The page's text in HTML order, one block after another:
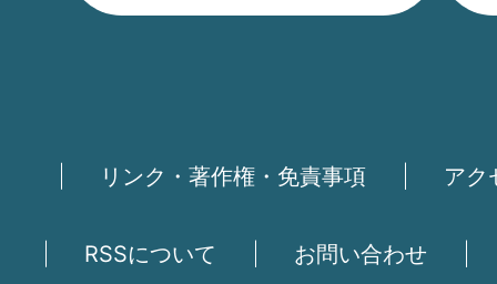
リンク・著作権・免責事項 アク
RSSについて お問い合わせ